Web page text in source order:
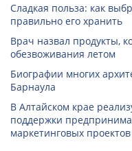
Сладкая польза: как
правильно его хранить
Врач назвал продукты,
обезвоживания летом
Биографии многих
Барнаула
В Алтайском крае
поддержки
маркетинговых проектов